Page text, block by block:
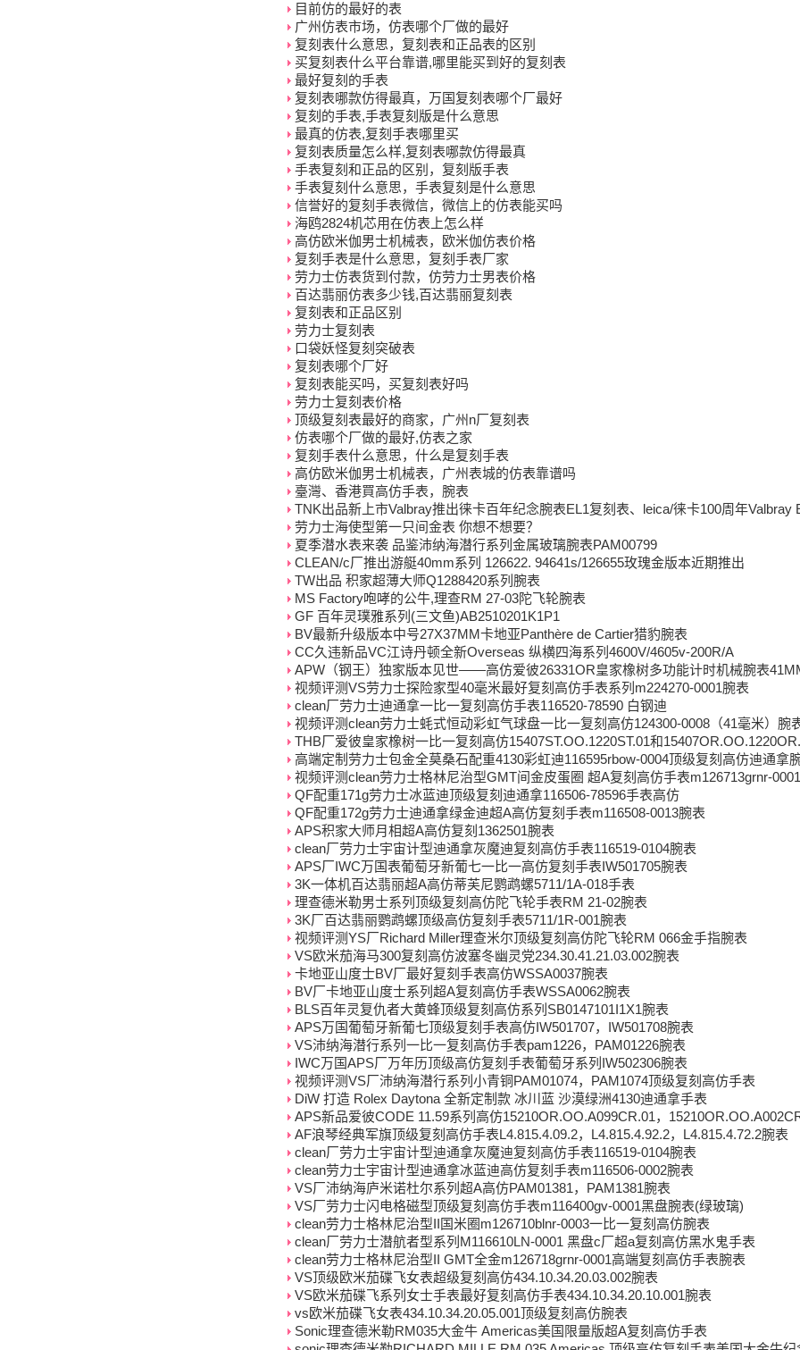
目前仿的最好的表
广州仿表市场，仿表哪个厂做的最好
复刻表什么意思，复刻表和正品表的区别
买复刻表什么平台靠谱,哪里能买到好的复刻表
最好复刻的手表
复刻表哪款仿得最真，万国复刻表哪个厂最好
复刻的手表,手表复刻版是什么意思
最真的仿表,复刻手表哪里买
复刻表质量怎么样,复刻表哪款仿得最真
手表复刻和正品的区别，复刻版手表
手表复刻什么意思，手表复刻是什么意思
信誉好的复刻手表微信，微信上的仿表能买吗
海鸥2824机芯用在仿表上怎么样
高仿欧米伽男士机械表，欧米伽仿表价格
复刻手表是什么意思，复刻手表厂家
劳力士仿表货到付款，仿劳力士男表价格
百达翡丽仿表多少钱,百达翡丽复刻表
复刻表和正品区别
劳力士复刻表
口袋妖怪复刻突破表
复刻表哪个厂好
复刻表能买吗，买复刻表好吗
劳力士复刻表价格
顶级复刻表最好的商家，广州n厂复刻表
仿表哪个厂做的最好,仿表之家
复刻手表什么意思，什么是复刻手表
高仿欧米伽男士机械表，广州表城的仿表靠谱吗
臺灣、香港買高仿手表，腕表
TNK出品新上市Valbray推出徕卡百年纪念腕表EL1复刻表、leica/徕卡100周年Valbray
劳力士海使型第一只间金表 你想不想要？
夏季潜水表来袭 品鉴沛纳海潜行系列金属玻璃腕表PAM00799
CLEAN/c厂推出游艇40mm系列 126622. 94641s/126655玫瑰金版本近期推出
TW出品 积家超薄大师Q1288420系列腕表
MS Factory咆哮的公牛,理查RM 27-03陀飞轮腕表
GF 百年灵璞雅系列(三文鱼)AB2510201K1P1
BV最新升级版本中号27X37MM卡地亚Panthère de Cartier猎豹腕表
CC久违新品VC江诗丹顿全新Overseas 纵横四海系列4600V/4605v-200R/A
APW（钢王）独家版本见世——高仿爱彼26331OR皇家橡树多功能计时机械腕表
视频评测VS劳力士探险家型40毫米最好复刻高仿手表系列m224270-0001腕表
clean厂劳力士迪通拿一比一复刻高仿手表116520-78590 白钢迪
视频评测clean劳力士蚝式恒动彩虹气球盘一比一复刻高仿124300-0008（41毫米）腕
THB厂爱彼皇家橡树一比一复刻高仿15407ST.OO.1220ST.01和
高端定制劳力士包金全莫桑石配重4130彩虹迪116595rbow-0004顶级复刻高仿迪通拿
视频评测clean劳力士格林尼治型GMT间金皮蛋圈 超A复刻高仿手表m126713grnr-
QF配重171g劳力士冰蓝迪顶级复刻迪通拿116506-78596手表高仿
QF配重172g劳力士迪通拿绿金迪超A高仿复刻手表m116508-0013腕表
APS积家大师月相超A高仿复刻1362501腕表
clean厂劳力士宇宙计型迪通拿灰魔迪复刻高仿手表116519-0104腕表
APS厂IWC万国表葡萄牙新葡七一比一高仿复刻手表IW501705腕表
3K一体机百达翡丽超A高仿蒂芙尼鹦鹉螺5711/1A-018手表
理查德米勒男士系列顶级复刻高仿陀飞轮手表RM 21-02腕表
3K厂百达翡丽鹦鹉螺顶级高仿复刻手表5711/1R-001腕表
视频评测YS厂Richard Miller理查米尔顶级复刻高仿陀飞轮RM 066金手指腕表
VS欧米茄海马300复刻高仿波塞冬幽灵党234.30.41.21.03.002腕表
卡地亚山度士BV厂最好复刻手表高仿WSSA0037腕表
BV厂卡地亚山度士系列超A复刻高仿手表WSSA0062腕表
BLS百年灵复仇者大黄蜂顶级复刻高仿系列SB0147101I1X1腕表
APS万国葡萄牙新葡七顶级复刻手表高仿IW501707，IW501708腕表
VS沛纳海潜行系列一比一复刻高仿手表pam1226，PAM01226腕表
IWC万国APS厂万年历顶级高仿复刻手表葡萄牙系列IW502306腕表
视频评测VS厂沛纳海潜行系列小青铜PAM01074，PAM1074顶级复刻高仿手表
DiW 打造 Rolex Daytona 全新定制款 冰川蓝 沙漠绿洲4130迪通拿手表
APS新品爱彼CODE 11.59系列高仿15210OR.OO.A099CR.01，
AF浪琴经典军旗顶级复刻高仿手表L4.815.4.09.2，L4.815.4.92.2，L4.815.4.72.2腕表
clean厂劳力士宇宙计型迪通拿灰魔迪复刻高仿手表116519-0104腕表
clean劳力士宇宙计型迪通拿冰蓝迪高仿复刻手表m116506-0002腕表
VS厂沛纳海庐米诺杜尔系列超A高仿PAM01381，PAM1381腕表
VS厂劳力士闪电格磁型顶级复刻高仿手表m116400gv-0001黑盘腕表(绿玻璃)
clean劳力士格林尼治型II国米圈m126710blnr-0003一比一复刻高仿腕表
clean厂劳力士潜航者型系列M116610LN-0001 黑盘c厂超a复刻高仿黑水鬼手表
clean劳力士格林尼治型II GMT全金m126718grnr-0001高端复刻高仿手表腕表
VS顶级欧米茄碟飞女表超级复刻高仿434.10.34.20.03.002腕表
VS欧米茄碟飞系列女士手表最好复刻高仿手表434.10.34.20.10.001腕表
vs欧米茄碟飞女表434.10.34.20.05.001顶级复刻高仿腕表
Sonic理查德米勒RM035大金牛 Americas美国限量版超A复刻高仿手表